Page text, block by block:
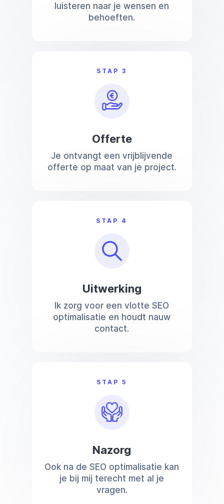
luisteren naar je wensen en
behoeften.
STAP 3
Offerte
Je ontvangt een vrijblijvende
offerte op maat van je project.
STAP 4
Uitwerking
Ik zorg voor een vlotte SEO
optimalisatie en houdt nauw
contact.
STAP 5
Nazorg
Ook na de SEO optimalisatie kan
je bij mij terecht met al je
vragen.